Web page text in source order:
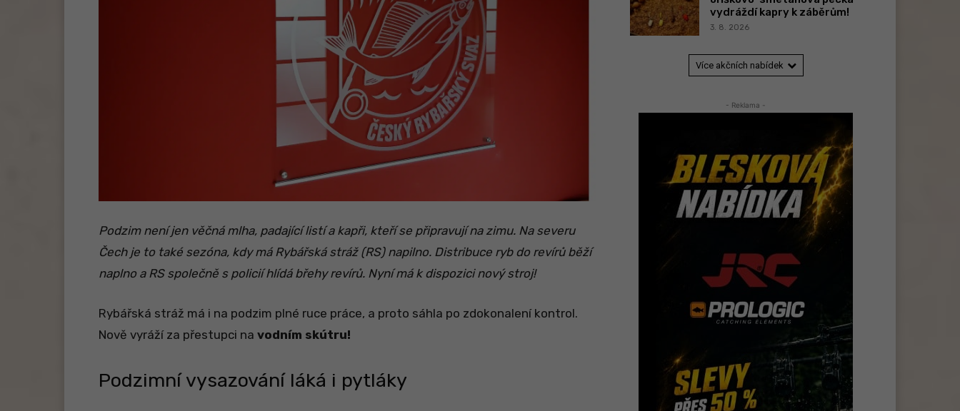
Podzim není jen věčná mlha, padající listí a kapři, kteří se připravují na zimu. Na severu
Čech je to také sezóna, kdy má Rybářská stráž (RS) napilno. Distribuce ryb do revírů běží
naplno a RS společně s policií hlídá břehy revírů. Nyní má k dispozici nový stroj!
Rybářská stráž má i na podzim plné ruce práce, a proto sáhla po zdokonalení kontrol.
Nově vyráží za přestupci na vodním skútru!
Podzimní vysazování láká i pytláky
vydráždí kapry k záběrům!
3. 8. 2026
Více akčních nabídek
- Reklama -